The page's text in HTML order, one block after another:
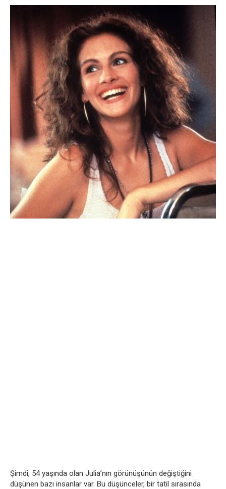
Şimdi, 54 yaşında olan Julia’nın görünüşünün değiştiğini
düşünen bazı insanlar var. Bu düşünceler, bir tatil sırasında